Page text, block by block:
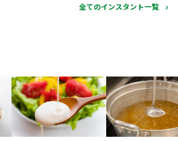
全てのインスタント一覧